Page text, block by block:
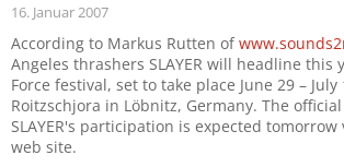
16. Januar 2007
According to Markus Rutten of
Angeles thrashers SLAYER will headline this
Force festival, set to take place June 29 –
Roitzschjora in Löbnitz, Germany. The
SLAYER's participation is expected tomorrow
web site.